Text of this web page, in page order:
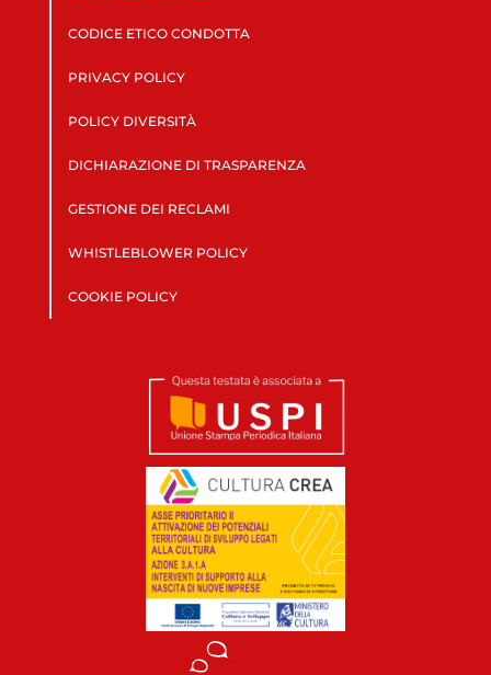
CODICE ETICO CONDOTTA
PRIVACY POLICY
POLICY DIVERSITÀ
DICHIARAZIONE DI TRASPARENZA
GESTIONE DEI RECLAMI
WHISTLEBLOWER POLICY
COOKIE POLICY